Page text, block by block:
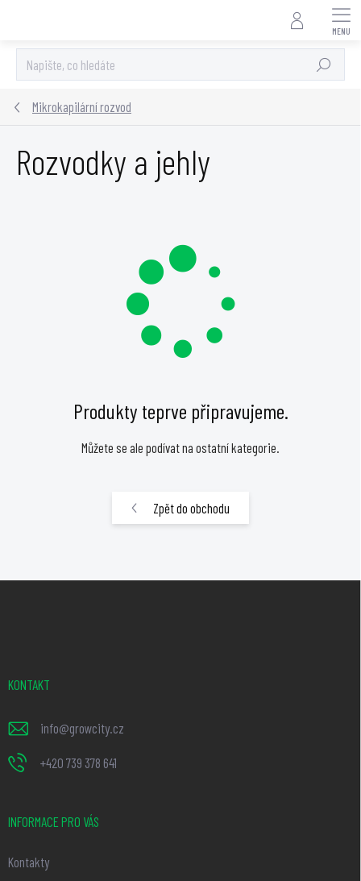
obsah
Hledat
Mikrokapilární rozvod
Rozvodky a jehly
Produkty teprve připravujeme.
Můžete se ale podívat na ostatní kategorie.
Zpět do obchodu
KONTAKT
info@growcity.cz
+420 739 378 641
INFORMACE PRO VÁS
Kontakty